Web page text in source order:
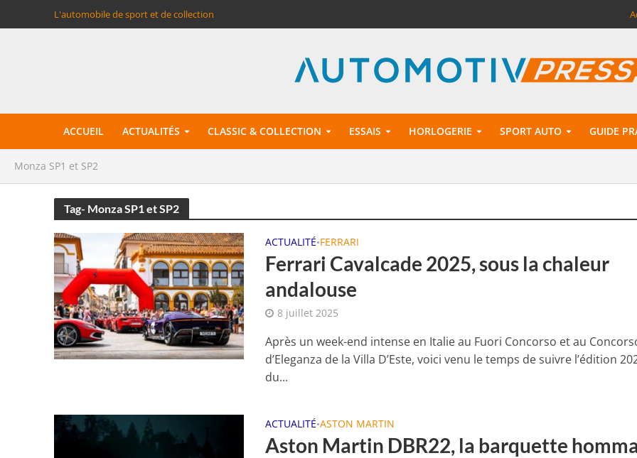
L'automobile de sport et de collection
ACCUEIL ACTUALITÉS CLASSIC & COLLECTION ESSAIS HORLOGERIE SPORT AUTO GUIDE
Monza SP1 et SP2
Tag- Monza SP1 et SP2
ACTUALITÉ•FERRARI
Ferrari Cavalcade 2025, sous la chaleur
andalouse
8 juillet 2025
Après un week-end intense en Italie au Fuori Concorso et au
d’Eleganza de la Villa D’Este, voici venu le temps de suivre l’édition
du...
ACTUALITÉ•ASTON MARTIN
Aston Martin DBR22, la barquette